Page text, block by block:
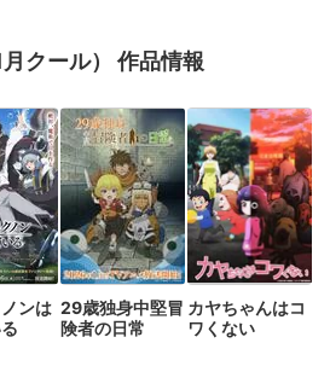
クール） 作品情報
ンは 29歳独身中堅冒
険者の日常
カヤちゃんはコ
ワくない